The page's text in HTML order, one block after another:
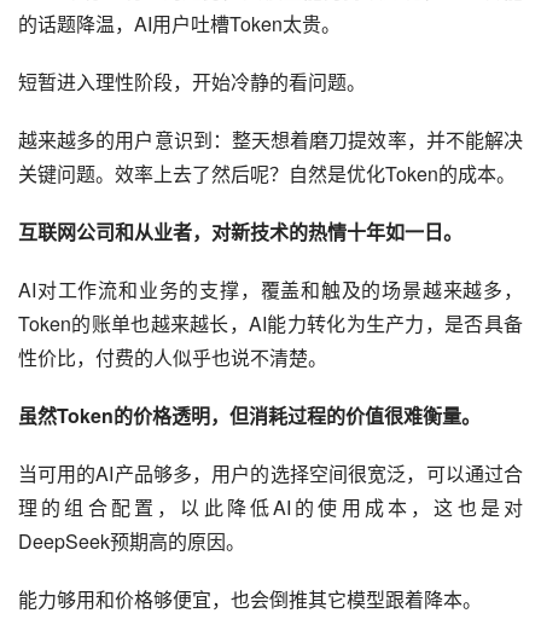
的话题降温，AI用户吐槽Token太贵。
短暂进入理性阶段，开始冷静的看问题。
越来越多的用户意识到：整天想着磨刀提效率，并不能解决
关键问题。效率上去了然后呢？自然是优化Token的成本。
互联网公司和从业者，对新技术的热情十年如一日。
AI对工作流和业务的支撑，覆盖和触及的场景越来越多，
Token的账单也越来越长，AI能力转化为生产力，是否具备
性价比，付费的人似乎也说不清楚。
虽然Token的价格透明，但消耗过程的价值很难衡量。
当可用的AI产品够多，用户的选择空间很宽泛，可以通过合
理的组合配置，以此降低AI的使用成本，这也是对
DeepSeek预期高的原因。
能力够用和价格够便宜，也会倒推其它模型跟着降本。